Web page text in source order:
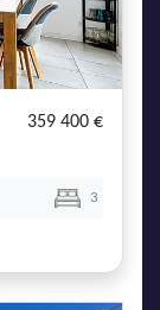
359 400 €
3